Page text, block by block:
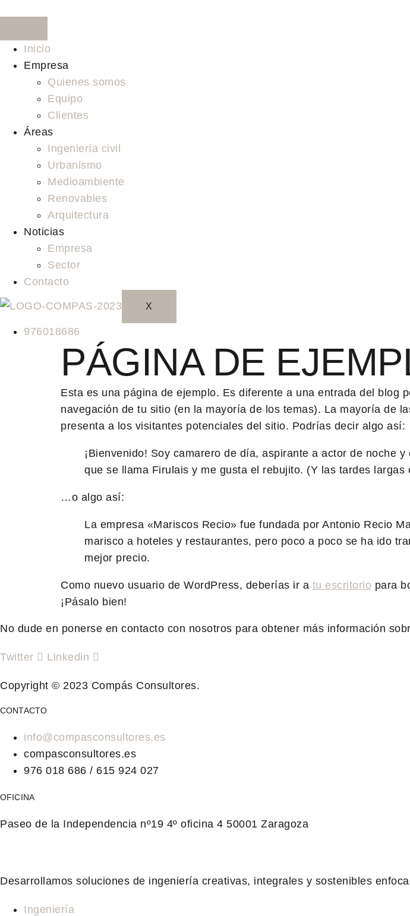
contenido
Inicio
Empresa
Quienes somos
Equipo
Clientes
Áreas
Ingeniería civil
Urbanismo
Medioambiente
Renovables
Arquitectura
Noticias
Empresa
Sector
Contacto
X
976018686
PÁGINA DE
Esta es una página de ejemplo. Es diferente a una entrada del blog
navegación de tu sitio (en la mayoría de los temas). La mayoría de
presenta a los visitantes potenciales del sitio. Podrías decir algo así:
¡Bienvenido! Soy camarero de día, aspirante a actor de noche
que se llama Firulais y me gusta el rebujito. (Y las tardes largas
…o algo así:
La empresa «Mariscos Recio» fue fundada por Antonio Recio
marisco a hoteles y restaurantes, pero poco a poco se ha ido
mejor precio.
Como nuevo usuario de WordPress, deberías ir a tu escritorio para
¡Pásalo bien!
No dude en ponerse en contacto con nosotros para obtener más información
Twitter Linkedin
Copyright © 2023 Compás Consultores.
CONTACTO
info@compasconsultores.es
compasconsultores.es
976 018 686 / 615 924 027
OFICINA
Paseo de la Independencia nº19 4º oficina 4 50001 Zaragoza
Desarrollamos soluciones de ingeniería creativas, integrales y sostenibles
Ingeniería